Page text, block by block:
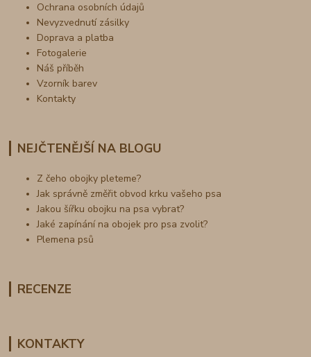
Ochrana osobních údajů
Nevyzvednutí zásilky
Doprava a platba
Fotogalerie
Náš příběh
Vzorník barev
Kontakty
NEJČTENĚJŠÍ NA BLOGU
Z čeho obojky pleteme?
Jak správně změřit obvod krku vašeho psa
Jakou šířku obojku na psa vybrat?
Jaké zapínání na obojek pro psa zvolit?
Plemena psů
RECENZE
KONTAKTY